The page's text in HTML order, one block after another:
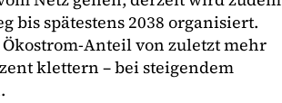
bis spätestens 2038 organisiert.
Ökostrom-Anteil von zuletzt mehr
klettern – bei steigendem